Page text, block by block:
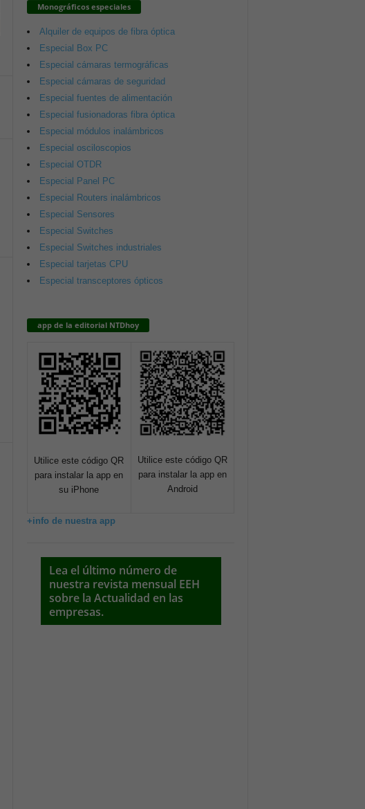
Monográficos especiales
Alquiler de equipos de fibra óptica
Especial Box PC
Especial cámaras termográficas
Especial cámaras de seguridad
Especial fuentes de alimentación
Especial fusionadoras fibra óptica
Especial módulos inalámbricos
Especial osciloscopios
Especial OTDR
Especial Panel PC
Especial Routers inalámbricos
Especial Sensores
Especial Switches
Especial Switches industriales
Especial tarjetas CPU
Especial transceptores ópticos
app de la editorial NTDhoy
Utilice este código QR
para instalar la app en
su iPhone
Utilice este código QR
para instalar la app en
Android
+info de nuestra app
Lea el último número de
nuestra revista mensual EEH
sobre la Actualidad en las
empresas.